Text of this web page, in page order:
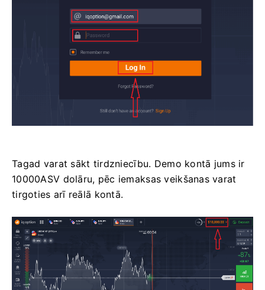
Tagad varat sākt tirdzniecību. Demo kontā jums ir
10000ASV dolāru, pēc iemaksas veikšanas varat
tirgoties arī reālā kontā.